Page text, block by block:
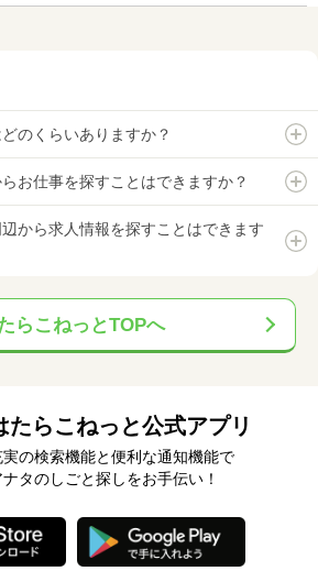
のくらいありますか？
お仕事を探すことはできますか？
から求人情報を探すことはできます
らこねっとTOPへ
たらこねっと公式アプリ
実の検索機能と便利な通知機能で
ナタのしごと探しをお手伝い！